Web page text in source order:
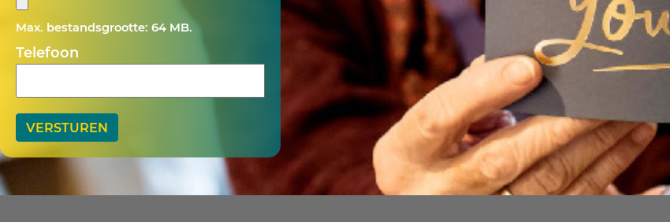
DD
slash
JJJJ
Max. bestandsgrootte: 64 MB.
Telefoon